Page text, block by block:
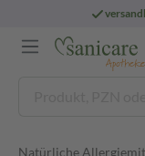
Natürliche